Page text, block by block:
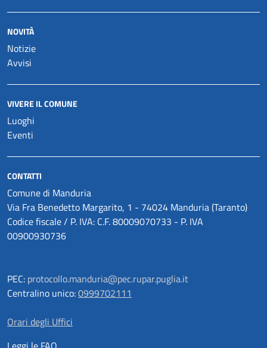
NOVITÀ
Notizie
Avvisi
VIVERE IL COMUNE
Luoghi
Eventi
CONTATTI
Comune di Manduria
Via Fra Benedetto Margarito, 1 - 74024 Manduria (Taranto)
Codice fiscale / P. IVA: C.F. 80009070733 - P. IVA
00900930736
PEC: protocollo.manduria@pec.rupar.puglia.it
Centralino unico:0999702111
Orari degli Uffici